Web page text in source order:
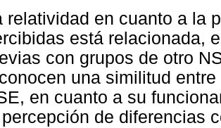
relatividad en cuanto a la
está relacionada,
con grupos de otro
una similitud
en cuanto a su
percepción de diferencias